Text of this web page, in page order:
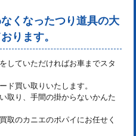
くなったつり道具の大
ります。
していただければお車までスタ
ド買い取りいたします。
取り、手間の掛からないかんた
取のカニエのポパイにお任せく